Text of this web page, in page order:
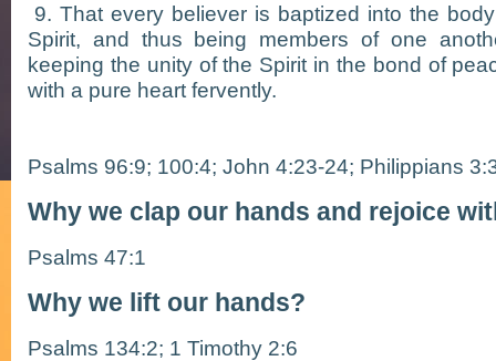
9. That every believer is baptized into the
Spirit, and thus being members of one
keeping the unity of the Spirit in the bond of
with a pure heart fervently.
Psalms 96:9; 100:4; John 4:23-24; Philippians
Why we clap our hands and rejoice
Psalms 47:1
Why we lift our hands?
Psalms 134:2; 1 Timothy 2:6